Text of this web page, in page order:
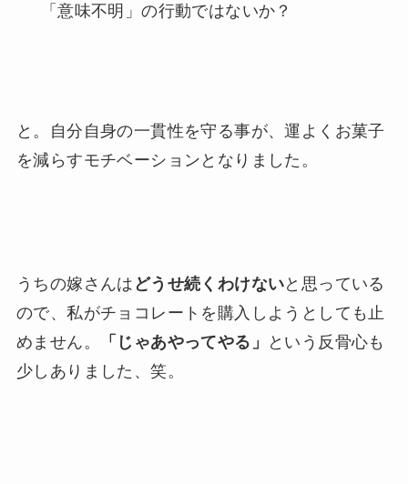
「意味不明」の行動ではないか？
と。自分自身の一貫性を守る事が、運よくお菓子
を減らすモチベーションとなりました。
うちの嫁さんは どうせ続くわけないと思っている
ので、私がチョコレートを購入しようとしても止
めません。
「じゃあやってやる」
という反骨心も
少しありました、笑。